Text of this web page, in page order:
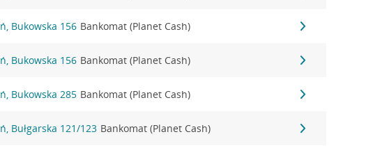
Bukowska 156 Bankomat (Planet Cash)
Bukowska 156 Bankomat (Planet Cash)
Bukowska 285 Bankomat (Planet Cash)
Bułgarska 121/123 Bankomat (Planet Cash)